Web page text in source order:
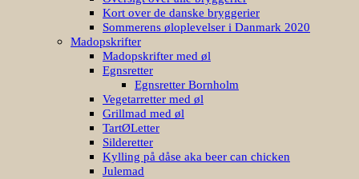
Madopskrifter
Madopskrifter med øl
Egnsretter
Egnsretter Bornholm
Vegetarretter med øl
Grillmad med øl
TartØLetter
Silderetter
Kylling på dåse aka beer can chicken
Julemad
PÅSKEFROKOST
Mad- og ølsmagning